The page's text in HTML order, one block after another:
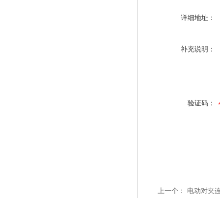
详细地址：
补充说明：
验证码：
上一个： 电动对夹